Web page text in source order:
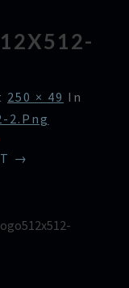
250 × 49 In
2.png
→